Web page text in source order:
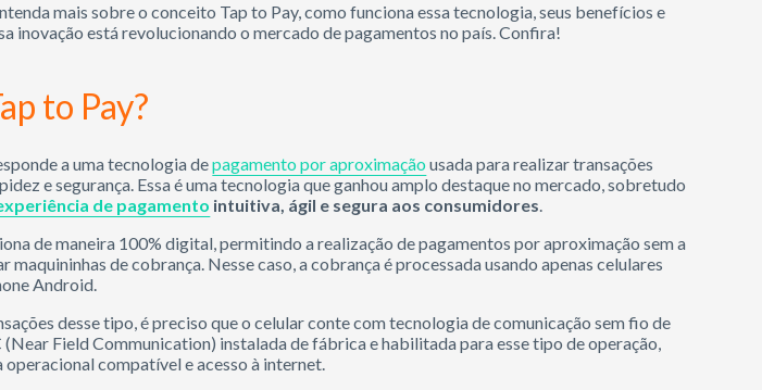
mais sobre o conceito Tap to Pay, como funciona essa tecnologia, seus benefícios e
inovação está revolucionando o mercado de pagamentos no país. Confira!
to Pay?
a uma tecnologia depagamento por aproximação usada para realizar transações
e segurança. Essa é uma tecnologia que ganhou amplo destaque no mercado, sobretudo
de pagamento intuitiva, ágil e segura aos consumidores.
de maneira 100% digital, permitindo a realização de pagamentos por aproximação sem a
maquininhas de cobrança. Nesse caso, a cobrança é processada usando apenas celulares
Android.
desse tipo, é preciso que o celular conte com tecnologia de comunicação sem fio de
Field Communication) instalada de fábrica e habilitada para esse tipo de operação,
operacional compatível e acesso à internet.